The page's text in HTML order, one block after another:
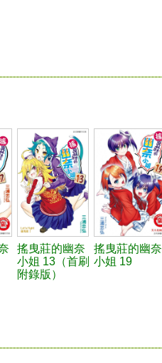
搖曳莊的幽奈
小姐 13（首刷
附錄版）
搖曳莊的幽奈
小姐 19